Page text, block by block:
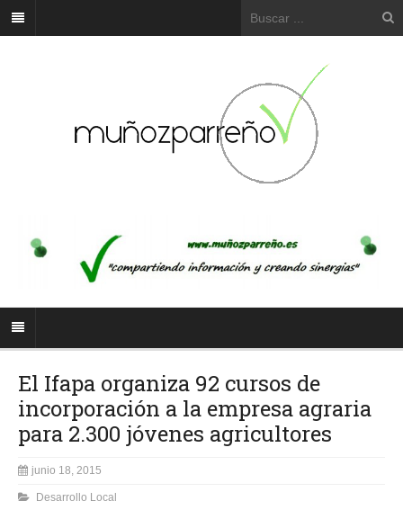
El Ifapa organiza 92 cursos de
incorporación a la empresa agraria
para 2.300 jóvenes agricultores
junio 18, 2015
Desarrollo Local